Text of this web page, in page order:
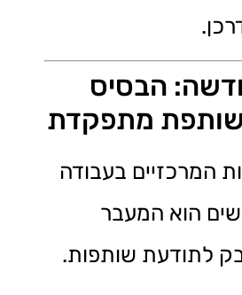
הבסיס
מתפקדת
המרכזיים בעבודה
הוא המעבר
לתודעת שותפות.